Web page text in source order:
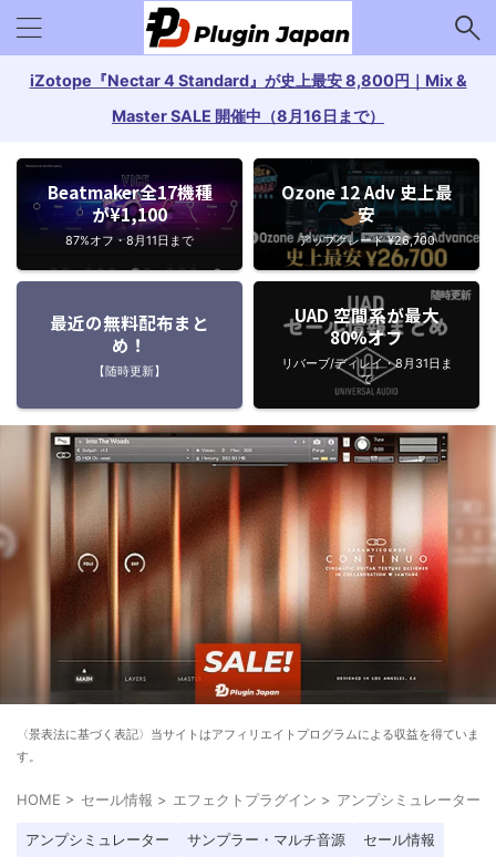
iZotope『Nectar 4 Standard』が史上最安 8,800円｜Mix &
Master SALE 開催中（8月16日まで）
Beatmaker全17機種
が¥1,100
87%オフ・8月11日まで
Ozone 12 Adv 史上最
安
アップグレード ¥26,700
最近の無料配布まと
め！
【随時更新】
UAD 空間系が最大
80%オフ
リバーブ/ディレイ・8月31日ま
で
〈景表法に基づく表記〉当サイトはアフィリエイトプログラムによる収益を得ていま
す。
HOME > セール情報 > エフェクトプラグイン > アンプシミュレーター
アンプシミュレーター サンプラー・マルチ音源 セール情報